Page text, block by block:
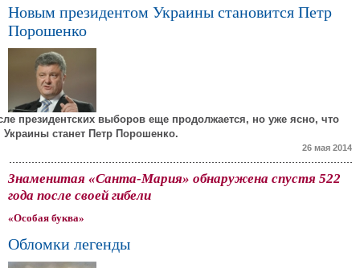
Новым президентом Украины становится Петр
Порошенко
президентских выборов еще продолжается, но уже ясно, что
станет Петр Порошенко.
26 мая 2014
Знаменитая «Санта-Мария» обнаружена спустя 522
года после своей гибели
«Особая буква»
Обломки легенды